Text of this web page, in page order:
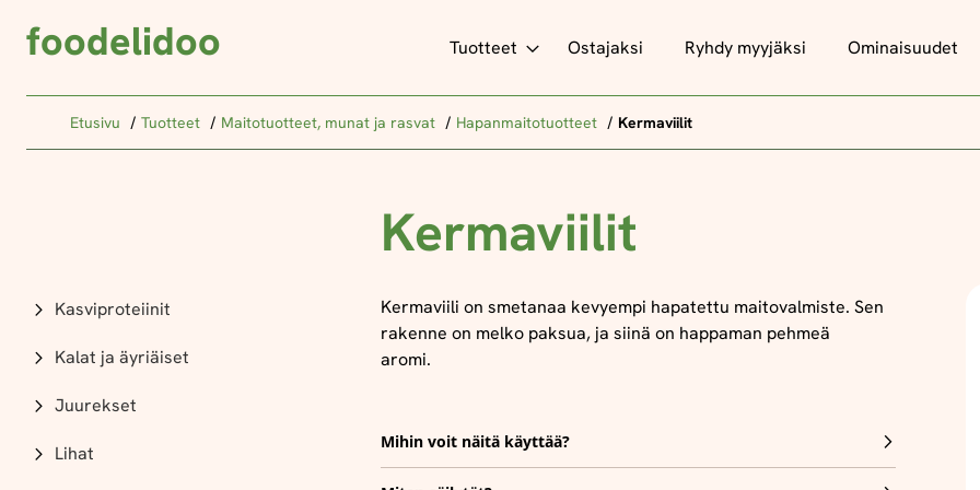
foodelidoo Tuotteet Ostajaksi Ryhdy myyjäksi Ominaisuudet
Etusivu Tuotteet Maitotuotteet, munat ja rasvat Hapanmaitotuotteet Kermaviilit
Kermaviilit
Kermaviili on smetanaa kevyempi hapatettu maitovalmiste. Sen
rakenne on melko paksua, ja siinä on happaman pehmeä
aromi.
Mihin voit näitä käyttää?
Kasviproteiinit
Kalat ja äyriäiset
Juurekset
Lihat